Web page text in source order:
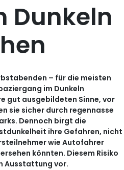
Dunkeln
– für die meisten
im Dunkeln
gut ausgebildeten Sinne, vor
sie sicher durch regennasse
Dennoch birgt die
ihre Gefahren, nicht
wie Autofahrer
könnten. Diesem Risiko
Ausstattung vor.